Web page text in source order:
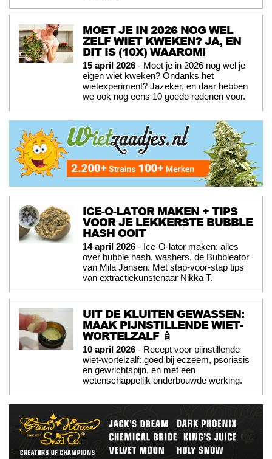
MOET JE IN 2026 NOG WEL
ZELF WIET KWEKEN? JA, EN
DIT IS (10X) WAAROM!
15 april 2026 - Moet je in 2026 nog wel je
eigen wiet kweken? Ondanks het
wietexperiment? Jazeker, en daar hebben
we ook nog eens 10 goede redenen voor.
ICE-O-LATOR MAKEN + TIPS
VOOR JE LEKKERSTE BUBBLE
HASH OOIT
14 april 2026 - Ice-O-lator maken: alles
over bubble hash, washers, de Bubbleator
van Mila Jansen. Met stap-voor-stap tips
van extractiekunstenaar Nikka T.
UIT DE KLUITEN GEWASSEN:
MAAK PIJNSTILLENDE WIET-
WORTELZALF 🧴
10 april 2026 - Recept voor pijnstillende
wiet-wortelzalf: goed bij eczeem, psoriasis
en gewrichtspijn, en met een
wetenschappelijk onderbouwde werking.